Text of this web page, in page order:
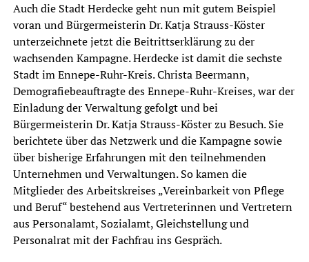
Auch die Stadt Herdecke geht nun mit gutem Beispiel
voran und Bürgermeisterin Dr. Katja Strauss-Köster
unterzeichnete jetzt die Beitrittserklärung zu der
wachsenden Kampagne. Herdecke ist damit die sechste
Stadt im Ennepe-Ruhr-Kreis. Christa Beermann,
Demografiebeauftragte des Ennepe-Ruhr-Kreises, war der
Einladung der Verwaltung gefolgt und bei
Bürgermeisterin Dr. Katja Strauss-Köster zu Besuch. Sie
berichtete über das Netzwerk und die Kampagne sowie
über bisherige Erfahrungen mit den teilnehmenden
Unternehmen und Verwaltungen. So kamen die
Mitglieder des Arbeitskreises „Vereinbarkeit von Pflege
und Beruf“ bestehend aus Vertreterinnen und Vertretern
aus Personalamt, Sozialamt, Gleichstellung und
Personalrat mit der Fachfrau ins Gespräch.